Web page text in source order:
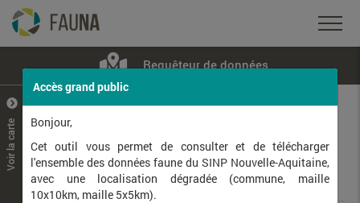
Requêteur de données
+
–
Voir la carte
Données
Accès grand public
Bonjour,
Cet outil vous permet de consulter et de télécharger
l'ensemble des données faune du SINP Nouvelle-Aquitaine,
avec une localisation dégradée (commune, maille
10x10km, maille 5x5km).